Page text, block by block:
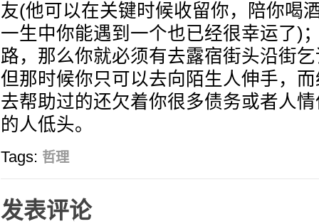
友(他可以在关键时候收留你，陪你喝
一生中你能遇到一个也已经很幸运了)
路，那么你就必须有去露宿街头沿街
但那时候你只可以去向陌生人伸手，
去帮助过的还欠着你很多债务或者人
的人低头。
Tags: 哲理
发表评论